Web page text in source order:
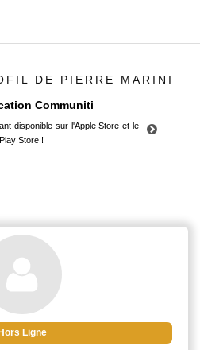
DE PIERRE MARINI
Communiti
disponible sur l'Apple Store et le
Store !
Store !
Hors Ligne